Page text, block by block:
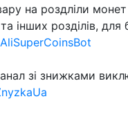
ухода за
авто,
и
на роздліли
інших розділів, для
зі знижками